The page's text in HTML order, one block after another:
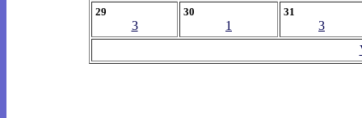
29
3
30
1
31
3